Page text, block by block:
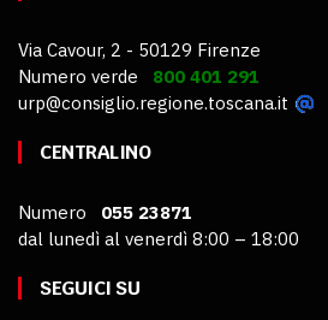
Via Cavour, 2 - 50129 Firenze
Numero verde 800 401 291
urp@consiglio.regione.toscana.it
CENTRALINO
Numero 055 23871
dal lunedì al venerdì 8:00 – 18:00
SEGUICI SU